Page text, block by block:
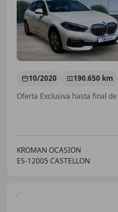
10/2020 190.650 km
Oferta Exclusiva hasta final
KROMAN OCASION
ES-12005 CASTELLON